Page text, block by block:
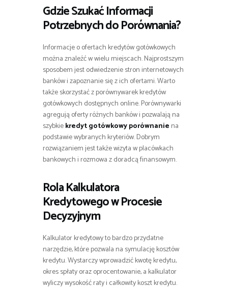
Gdzie Szukać Informacji
Potrzebnych do Porównania?
Informacje o ofertach kredytów gotówkowych
można znaleźć w wielu miejscach. Najprostszym
sposobem jest odwiedzenie stron internetowych
banków i zapoznanie się z ich ofertami. Warto
także skorzystać z porównywarek kredytów
gotówkowych dostępnych online. Porównywarki
agregują oferty różnych banków i pozwalają na
szybkiekredyt gotówkowy porównanie na
podstawie wybranych kryteriów. Dobrym
rozwiązaniem jest także wizyta w placówkach
bankowych i rozmowa z doradcą finansowym.
Rola Kalkulatora
Kredytowego w Procesie
Decyzyjnym
Kalkulator kredytowy to bardzo przydatne
narzędzie, które pozwala na symulację kosztów
kredytu. Wystarczy wprowadzić kwotę kredytu,
okres spłaty oraz oprocentowanie, a kalkulator
wyliczy wysokość raty i całkowity koszt kredytu.